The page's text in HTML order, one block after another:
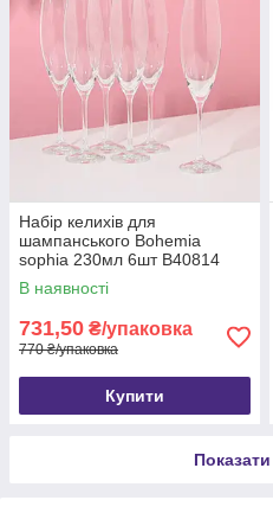
Набір келихів для
шампанського Bohemia
sophia 230мл 6шт B40814
В наявності
731,50 ₴/упаковка
770 ₴/упаковка
Купити